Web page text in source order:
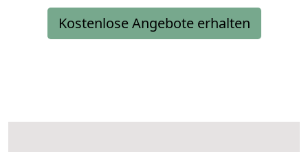
Kostenlose Angebote erhalten